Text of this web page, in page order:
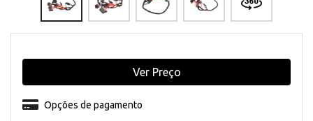
Opções de pagamento
Ver Preço